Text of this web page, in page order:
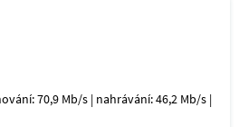
70,9 Mb/s | nahrávání: 46,2 Mb/s |